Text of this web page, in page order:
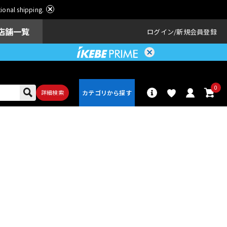
shipping.
舗一覧 ログイン 新規会員登録
詳細検索
0